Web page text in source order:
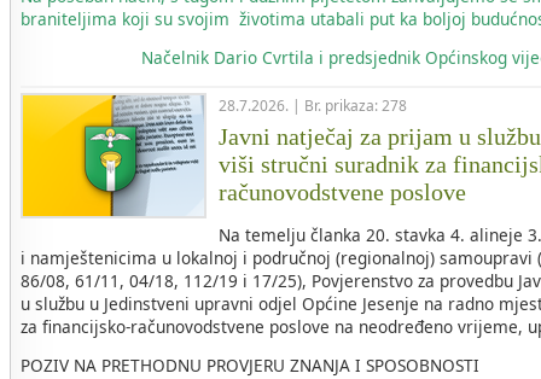
braniteljima koji su svojim životima utabali put ka boljoj
Načelnik Dario Cvrtila i predsjednik Općinskog
28.7.2026. | Br. prikaza: 278
Javni natječaj za prijam u
viši stručni suradnik za
računovodstvene poslove
Na temelju članka 20. stavka 4. alineje
i namještenicima u lokalnoj i područnoj (regionalnoj) samoupravi
86/08, 61/11, 04/18, 112/19 i 17/25), Povjerenstvo za provedbu
u službu u Jedinstveni upravni odjel Općine Jesenje na radno
za financijsko-računovodstvene poslove na neodređeno vrijeme,
POZIV NA PRETHODNU PROVJERU ZNANJA I SPOSOBNOSTI